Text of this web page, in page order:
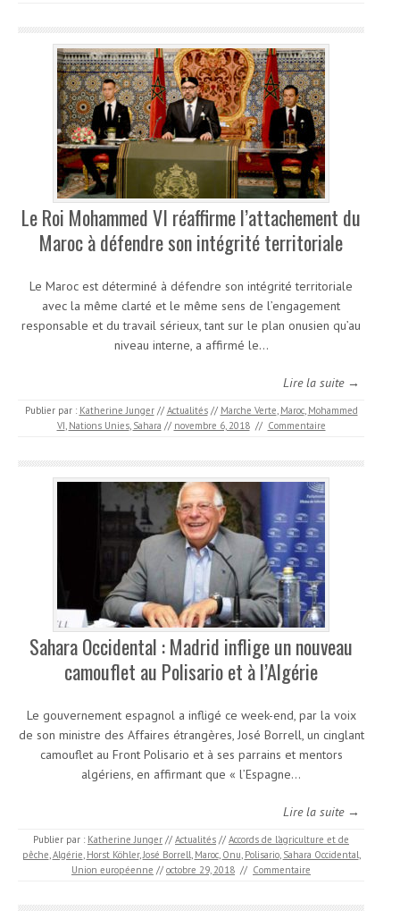
Le Roi Mohammed VI réaffirme l’attachement du
Maroc à défendre son intégrité territoriale
Le Maroc est déterminé à défendre son intégrité territoriale
avec la même clarté et le même sens de l’engagement
responsable et du travail sérieux, tant sur le plan onusien qu’au
niveau interne, a affirmé le…
Lire la suite →
Publier par : Katherine Junger // Actualités // Marche Verte, Maroc, Mohammed
VI, Nations Unies, Sahara // novembre 6, 2018 // Commentaire
Sahara Occidental : Madrid inflige un nouveau
camouflet au Polisario et à l’Algérie
Le gouvernement espagnol a infligé ce week-end, par la voix
de son ministre des Affaires étrangères, José Borrell, un cinglant
camouflet au Front Polisario et à ses parrains et mentors
algériens, en affirmant que « l’Espagne…
Lire la suite →
Publier par : Katherine Junger // Actualités // Accords de l'agriculture et de
pêche,Algérie, Horst Köhler,José Borrell, Maroc, Onu, Polisario, Sahara Occidental,
Union européenne // octobre 29, 2018 // Commentaire